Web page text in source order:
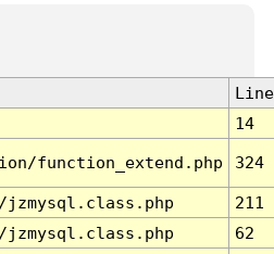
Line
14
function_extend.php 324
211
62